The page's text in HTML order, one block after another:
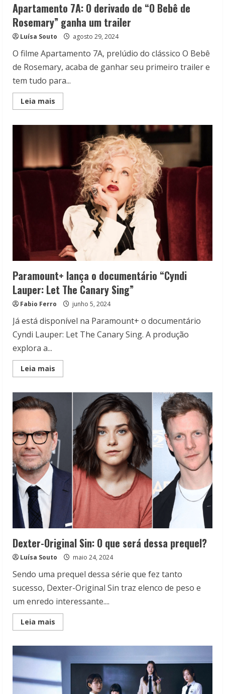
Apartamento 7A: O derivado de “O Bebê de
Rosemary” ganha um trailer
Luísa Souto agosto 29, 2024
O filme Apartamento 7A, prelúdio do clássico O Bebê
de Rosemary, acaba de ganhar seu primeiro trailer e
tem tudo para...
Leia mais
more
derivado
de
“O
Bebê
de
Rosemary”
trailer
Paramount+ lança o documentário “Cyndi
Lauper: Let The Canary Sing”
Fabio Ferro junho 5, 2024
Já está disponível na Paramount+ o documentário
Cyndi Lauper: Let The Canary Sing. A produção
explora a...
Leia mais
more
documentário
“Cyndi
Lauper:
Let
The
Canary
Sing”
Dexter-Original Sin: O que será dessa prequel?
Luísa Souto maio 24, 2024
Sendo uma prequel dessa série que fez tanto
sucesso, Dexter-Original Sin traz elenco de peso e
um enredo interessante....
Leia mais
more
O
que
será
dessa
prequel?